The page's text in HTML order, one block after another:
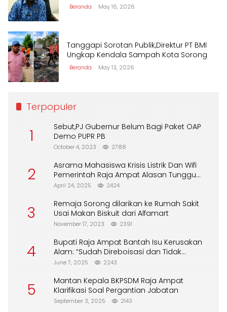
Beranda May 16, 2026
Tanggapi Sorotan Publik,Direktur PT BMI
Ungkap Kendala Sampah Kota Sorong
Beranda May 13, 2026
Terpopuler
1
Sebut,PJ Gubernur Belum Bagi Paket OAP
Demo PUPR PB
October 4, 2023 2788
2
Asrama Mahasiswa Krisis Listrik Dan Wifi
Pemerintah Raja Ampat Alasan Tunggu
DPA
April 24, 2025 2424
3
Remaja Sorong dilarikan ke Rumah Sakit
Usai Makan Biskuit dari Alfamart
November 17, 2023 2391
4
Bupati Raja Ampat Bantah Isu Kerusakan
Alam: “Sudah Direboisasi dan Tidak
Merusak Lingkungan”
June 7, 2025 2243
5
Mantan Kepala BKPSDM Raja Ampat
Klarifikasi Soal Pergantian Jabatan
September 3, 2025 2143